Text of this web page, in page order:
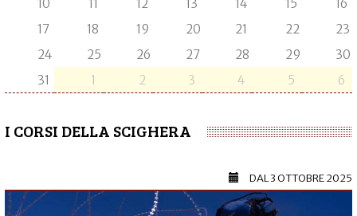
10 11 12 13 14 15
16
17
18 19 20 21 22
23
24
25 26 27 28 29
30
31
1 2 3 4 5 6
I CORSI DELLA SCIGHERA
DAL3 OTTOBRE 2025